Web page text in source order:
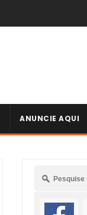
ANUNCIE AQUI